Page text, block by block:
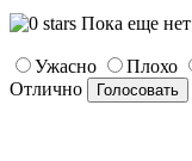
Пока еще
Ужасно Плохо
Отлично